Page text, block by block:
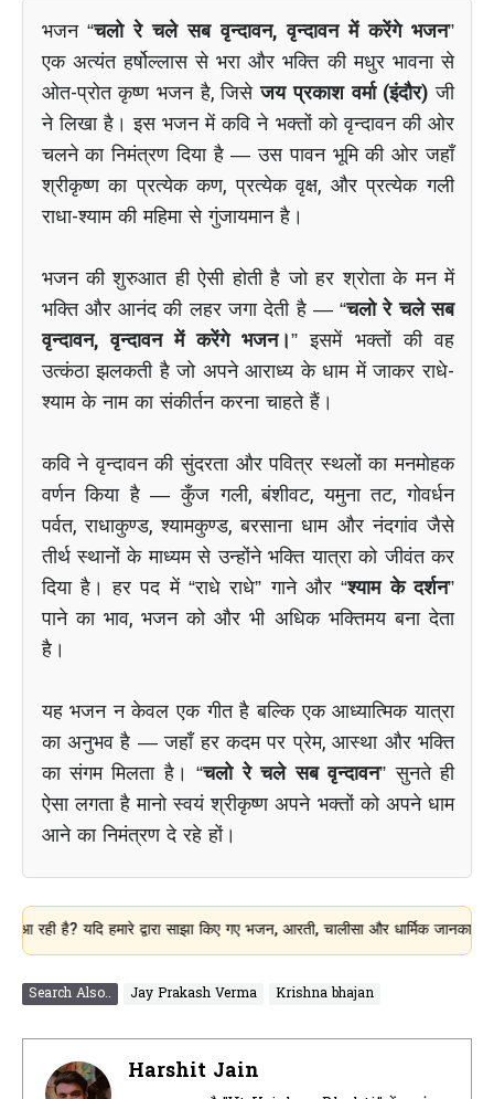
भजन “चलो रे चले सब वृन्दावन, वृन्दावन में करेंगे भजन”
एक अत्यंत हर्षोल्लास से भरा और भक्ति की मधुर भावना से
ओत-प्रोत कृष्ण भजन है, जिसेजय प्रकाश वर्मा (इंदौर) जी
ने लिखा है। इस भजन में कवि ने भक्तों को वृन्दावन की ओर
चलने का निमंत्रण दिया है — उस पावन भूमि की ओर जहाँ
श्रीकृष्ण का प्रत्येक कण, प्रत्येक वृक्ष, और प्रत्येक गली
राधा-श्याम की महिमा से गुंजायमान है।
भजन की शुरुआत ही ऐसी होती है जो हर श्रोता के मन में
भक्ति और आनंद की लहर जगा देती है — “चलो रे चले सब
वृन्दावन, वृन्दावन में करेंगे भजन।” इसमें भक्तों की वह
उत्कंठा झलकती है जो अपने आराध्य के धाम में जाकर राधे-
श्याम के नाम का संकीर्तन करना चाहते हैं।
कवि ने वृन्दावन की सुंदरता और पवित्र स्थलों का मनमोहक
वर्णन किया है — कुँज गली, बंशीवट, यमुना तट, गोवर्धन
पर्वत, राधाकुण्ड, श्यामकुण्ड, बरसाना धाम और नंदगांव जैसे
तीर्थ स्थानों के माध्यम से उन्होंने भक्ति यात्रा को जीवंत कर
दिया है। हर पद में “राधे राधे” गाने और “श्याम के दर्शन”
पाने का भाव, भजन को और भी अधिक भक्तिमय बना देता
है।
यह भजन न केवल एक गीत है बल्कि एक आध्यात्मिक यात्रा
का अनुभव है — जहाँ हर कदम पर प्रेम, आस्था और भक्ति
का संगम मिलता है। “चलो रे चले सब वृन्दावन” सुनते ही
ऐसा लगता है मानो स्वयं श्रीकृष्ण अपने भक्तों को अपने धाम
आने का निमंत्रण दे रहे हों।
यदि हमारे द्वारा साझा किए गए भजन, आरती, चालीसा और धार्मिक जानकारी
Search Also.. Jay Prakash Verma Krishna bhajan
Harshit Jain